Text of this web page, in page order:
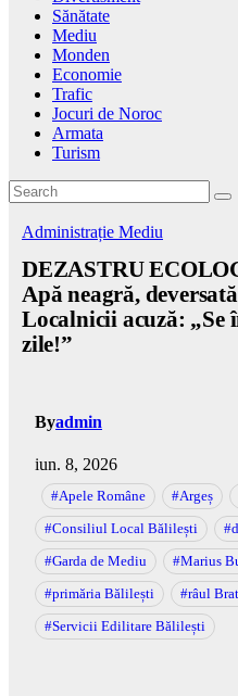
Sănătate
Mediu
Monden
Economie
Trafic
Jocuri de Noroc
Armata
Turism
Administrație Mediu
DEZASTRU
Apă neagră,
Localnicii acuză: „Se
zile!”
Byadmin
iun. 8, 2026
#Apele Române #Argeș
#Consiliul Local Bălilești
#Garda de Mediu
#Marius
#primăria Bălilești
#râul
#Servicii Edilitare Bălilești